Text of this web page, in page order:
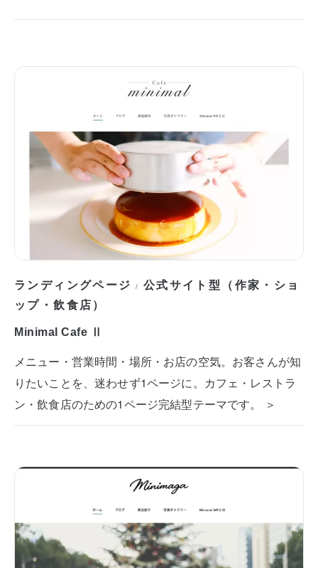
ランディングページ / 公式サイト型（作家・ショ
ップ・飲食店）
Minimal Cafe Ⅱ
メニュー・営業時間・場所・お店の空気。お客さんが知
りたいことを、迷わせず1ページに。カフェ・レストラ
ン・飲食店のための1ページ完結型テーマです。 ＞